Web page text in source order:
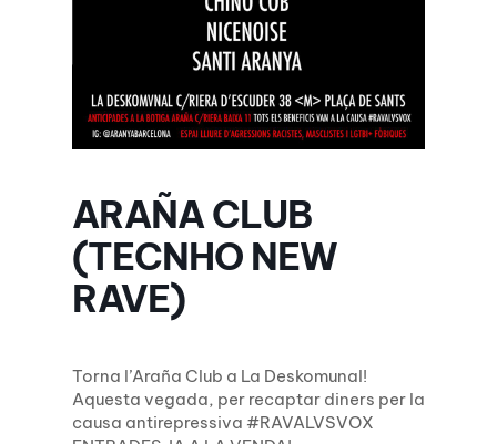
ARAÑA CLUB
(TECNHO NEW
RAVE)
Torna l’Araña Club a La Deskomunal!
Aquesta vegada, per recaptar diners per la
causa antirepressiva #RAVALVSVOX